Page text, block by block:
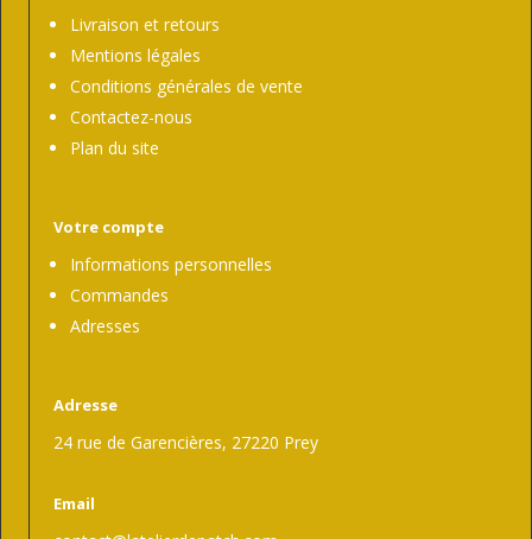
Livraison et retours
Mentions légales
Conditions générales de vente
Contactez-nous
Plan du site
Votre compte
Informations personnelles
Commandes
Adresses
Adresse
24 rue de Garencières, 27220 Prey
Email